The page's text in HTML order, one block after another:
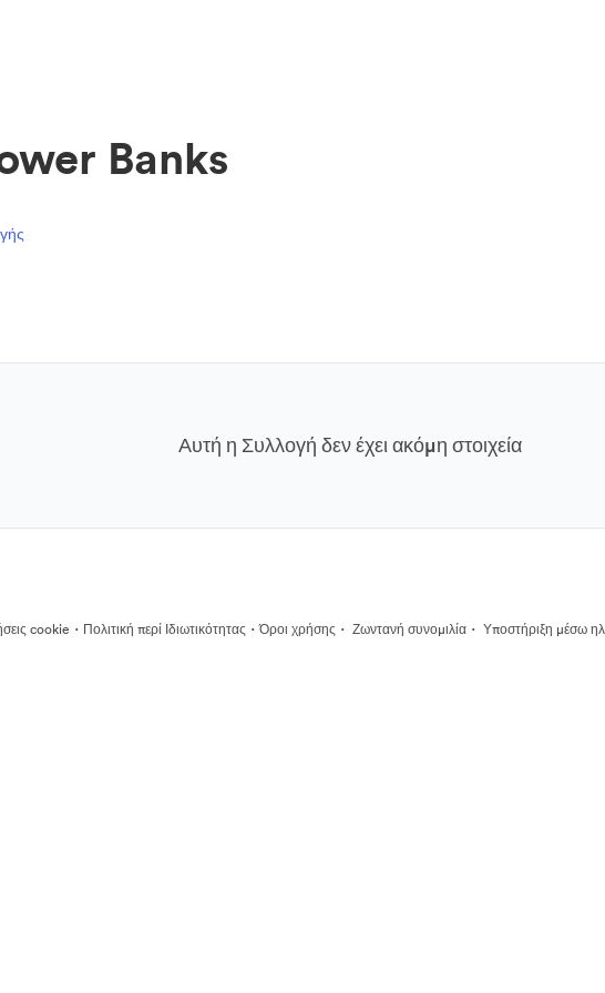
Banks
Αυτή η Συλλογή δεν έχει ακόμη στοιχεία
cookie · Πολιτική περί Ιδιωτικότητας ·Όροι χρήσης · Ζωντανή συνομιλία · Υποστήριξη μέσω